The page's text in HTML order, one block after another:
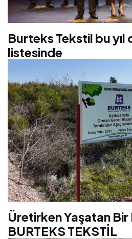
Burteks Tekstil bu yıl
listesinde
Üretirken Yaşatan
BURTEKS TEKSTİL